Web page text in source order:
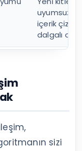
uyumsuz
içerik çizgisi
dalgalı
sizi